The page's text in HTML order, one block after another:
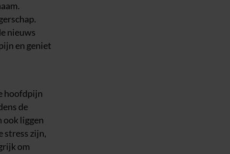
nieuws
en geniet
hoofdpijn
de
ook liggen
stress zijn,
om